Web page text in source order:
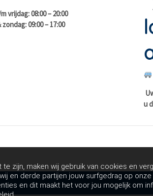
vrijdag: 08:00 – 20:00
09:00 – 17:00
u
zijn, maken wij gebruik van cookies en
en derde partijen jouw surfgedrag op
en dit maakt het voor jou mogelijk om